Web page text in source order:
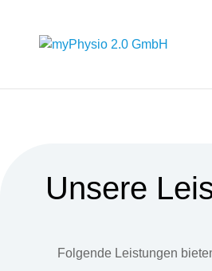
Unsere
Folgende Leistungen